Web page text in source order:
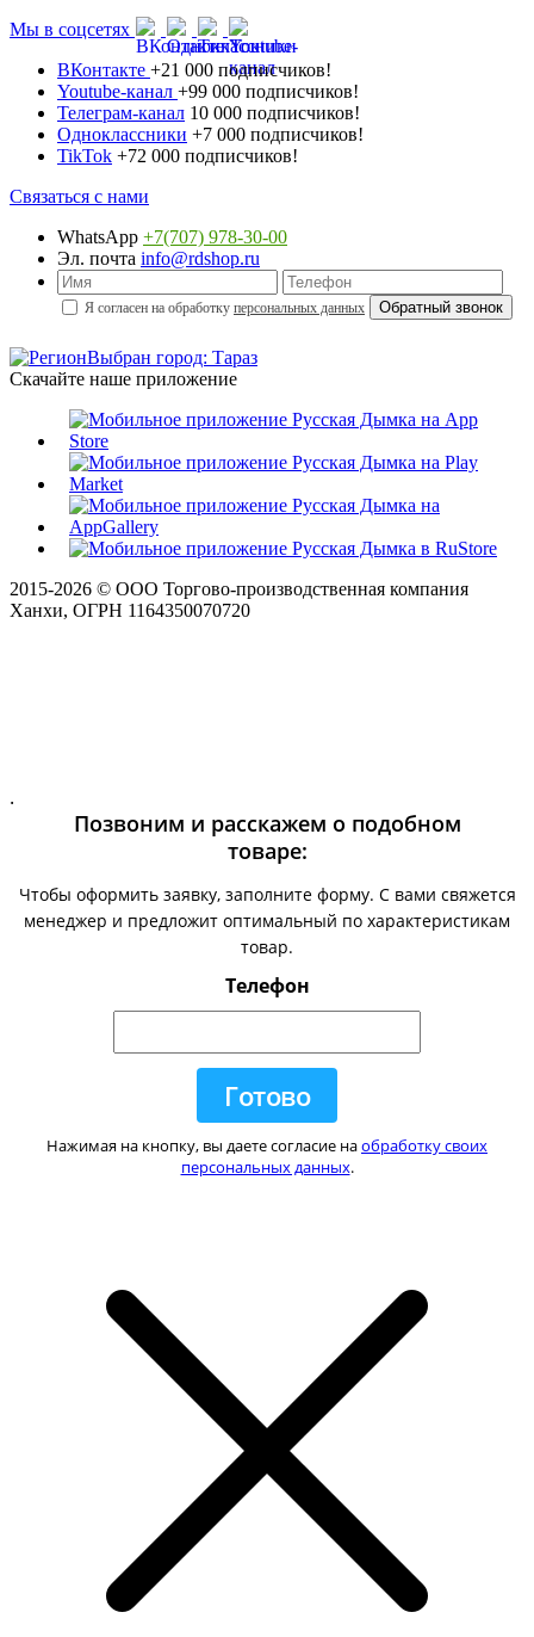
Мы в соцсетях
ВКонтакте +21 000 подписчиков!
Youtube-канал +99 000 подписчиков!
Телеграм-канал 10 000 подписчиков!
Одноклассники +7 000 подписчиков!
TikTok +72 000 подписчиков!
Связаться с нами
WhatsApp +7(707) 978-30-00
Эл. почта info@rdshop.ru
Я согласен на обработку персональных данных
Выбран город: Тараз
Скачайте наше приложение
2015-2026 © ООО Торгово-производственная компания
Ханхи, ОГРН 1164350070720
.
Позвоним и расскажем о подобном
товаре:
Чтобы оформить заявку, заполните форму. С вами свяжется
менеджер и предложит оптимальный по характеристикам
товар.
Телефон
Нажимая на кнопку, вы даете согласие наобработку своих
персональных данных.